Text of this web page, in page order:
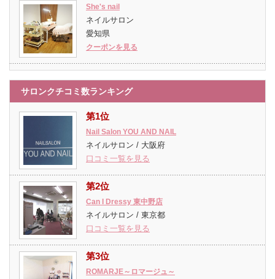
She's nail
ネイルサロン
愛知県
クーポンを見る
サロンクチコミ数ランキング
第1位
Nail Salon YOU AND NAIL
ネイルサロン / 大阪府
口コミ一覧を見る
第2位
Can I Dressy 東中野店
ネイルサロン / 東京都
口コミ一覧を見る
第3位
ROMARJE～ロマージュ～